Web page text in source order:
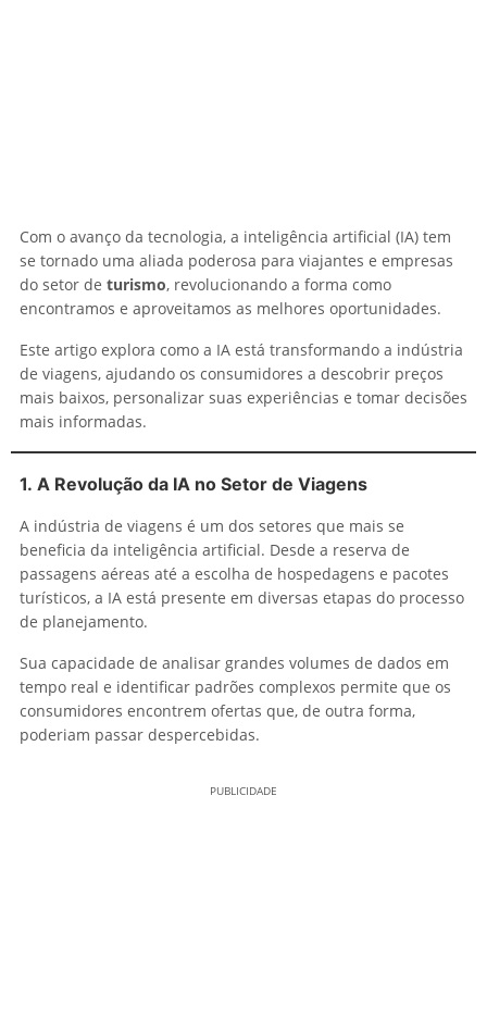
Com o avanço da tecnologia, a inteligência artificial (IA) tem
se tornado uma aliada poderosa para viajantes e empresas
do setor de turismo, revolucionando a forma como
encontramos e aproveitamos as melhores oportunidades.
Este artigo explora como a IA está transformando a indústria
de viagens, ajudando os consumidores a descobrir preços
mais baixos, personalizar suas experiências e tomar decisões
mais informadas.
1. A Revolução da IA no Setor de Viagens
A indústria de viagens é um dos setores que mais se
beneficia da inteligência artificial. Desde a reserva de
passagens aéreas até a escolha de hospedagens e pacotes
turísticos, a IA está presente em diversas etapas do processo
de planejamento.
Sua capacidade de analisar grandes volumes de dados em
tempo real e identificar padrões complexos permite que os
consumidores encontrem ofertas que, de outra forma,
poderiam passar despercebidas.
PUBLICIDADE